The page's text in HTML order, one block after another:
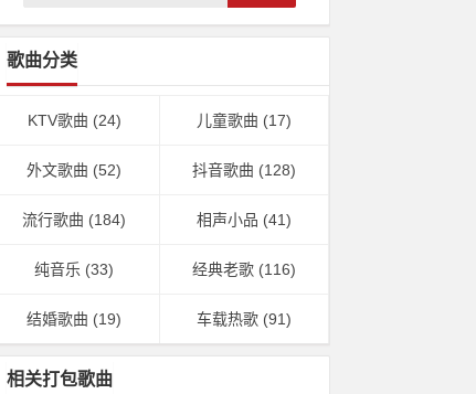
歌曲分类
KTV歌曲 (24) 儿童歌曲 (17)
外文歌曲 (52) 抖音歌曲 (128)
流行歌曲 (184) 相声小品 (41)
纯音乐 (33) 经典老歌(116)
结婚歌曲 (19) 车载热歌(91)
相关打包歌曲